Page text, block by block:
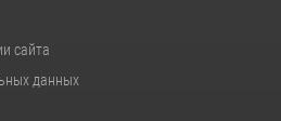
сайта
данных